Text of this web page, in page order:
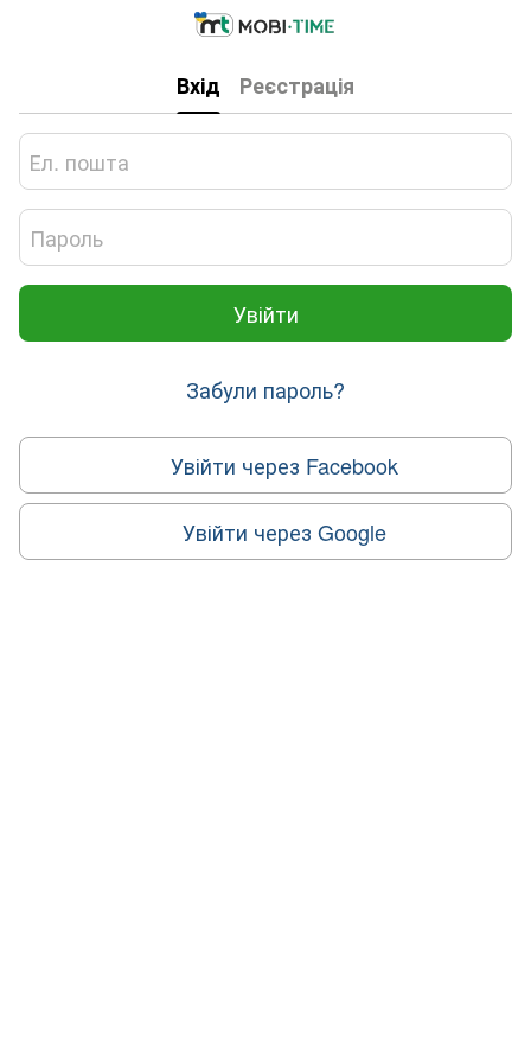
Вхід Реєстрація
Увійти
Забули пароль?
Увійти через Facebook
Увійти через Google